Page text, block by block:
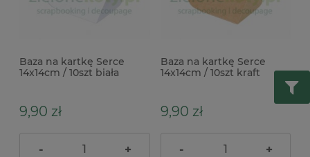
Baza na kartkę Serce
14x14cm / 10szt biała
9,90 zł
- +
Baza na kartkę Serce
14x14cm / 10szt kraft
9,90 zł
- +